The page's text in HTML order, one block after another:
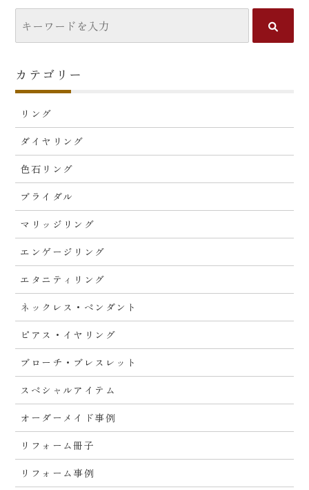
カテゴリー
リング
ダイヤリング
色石リング
ブライダル
マリッジリング
エンゲージリング
エタニティリング
ネックレス・ペンダント
ピアス・イヤリング
ブローチ・ブレスレット
スペシャルアイテム
オーダーメイド事例
リフォーム冊子
リフォーム事例